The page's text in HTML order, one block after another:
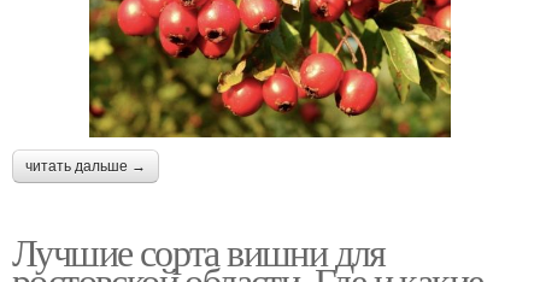
читать дальше →
Лучшие сорта вишни для